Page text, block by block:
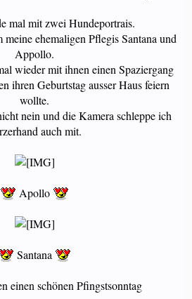
mal mit zwei Hundeportrais.
ehemaligen Pflegis Santana und
Appollo.
wieder mit ihnen einen Spaziergang
ihren Geburtstag ausser Haus feiern
wollte.
nein und die Kamera schleppe ich
auch mit.
Apollo
Santana
einen schönen Pfingstsonntag